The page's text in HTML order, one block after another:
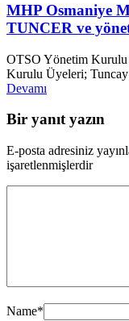
MHP Osmaniye
TUNCER ve
OTSO Yönetim
Kurulu Üyeleri;
Devamı
Bir yanıt yazın
E-posta adresiniz
işaretlenmişlerdir
Name*